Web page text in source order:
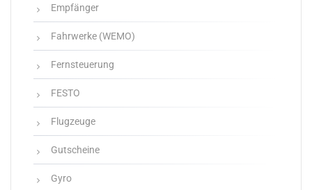
Empfänger
Fahrwerke (WEMO)
Fernsteuerung
FESTO
Flugzeuge
Gutscheine
Gyro